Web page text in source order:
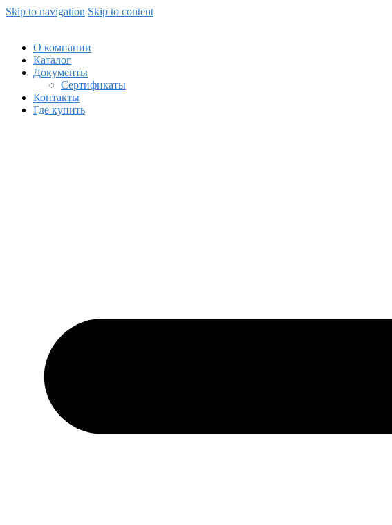
Skip to navigation Skip to content
О компании
Каталог
Документы
Сертификаты
Контакты
Где купить